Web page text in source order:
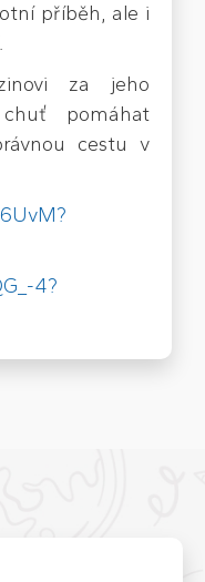
příběh, ale i
za jeho
pomáhat
cestu v
4?